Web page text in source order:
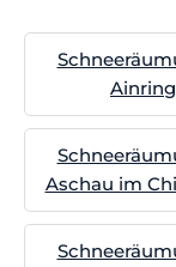
Ainring
Aschau im